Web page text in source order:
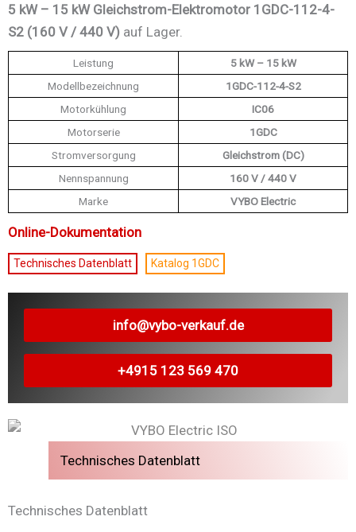
5 kW – 15 kW Gleichstrom-Elektromotor 1GDC-112-4-
S2 (160 V / 440 V) auf Lager.
Leistung
5 kW – 15 kW
Modellbezeichnung
1GDC-112-4-S2
Motorkühlung
IC06
Motorserie
1GDC
Stromversorgung
Gleichstrom (DC)
Nennspannung
160 V / 440 V
Marke
VYBO Electric
Online-Dokumentation
Technisches Datenblatt Katalog 1GDC
info@vybo-verkauf.de
+4915 123 569 470
Technisches Datenblatt
Technisches Datenblatt